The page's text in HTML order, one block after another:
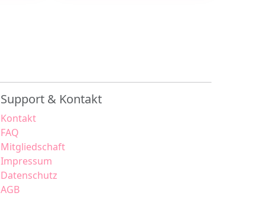
Support & Kontakt
Kontakt
FAQ
Mitgliedschaft
Impressum
Datenschutz
AGB